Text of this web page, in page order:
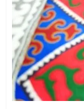
жана
адабияты